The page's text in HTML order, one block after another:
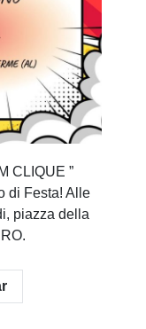
CLIQUE ”
di Festa! Alle
piazza della